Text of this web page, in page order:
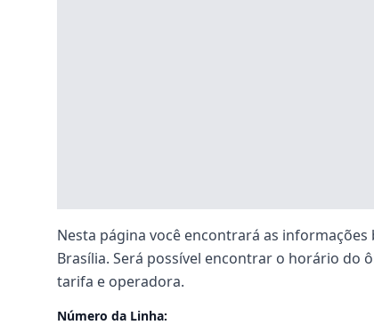
Nesta página você encontrará as
Brasília. Será possível encontrar o horário do
tarifa e operadora.
Número da Linha: